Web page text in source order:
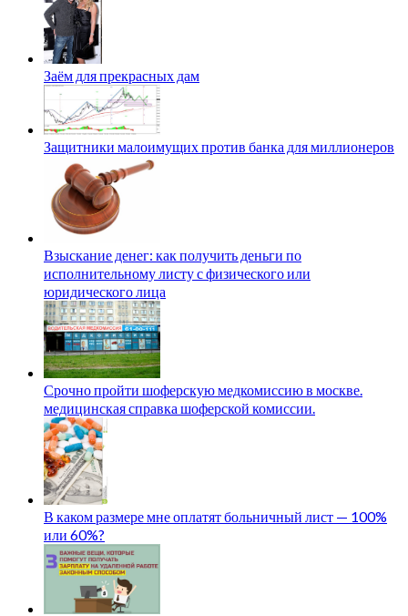
Заём для прекрасных дам
Защитники малоимущих против банка для миллионеров
Взыскание денег: как получить деньги по
исполнительному листу с физического или
юридического лица
Срочно пройти шоферскую медкомиссию в москве.
медицинская справка шоферской комиссии.
В каком размере мне оплатят больничный лист — 100%
или 60%?